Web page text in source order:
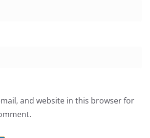
and website in this browser for